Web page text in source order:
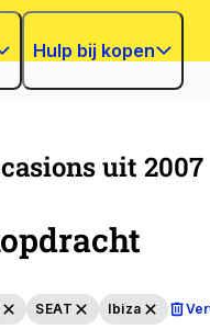
Hulp bij kopen
uit 2007
SEAT Ibiza